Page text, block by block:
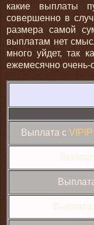
какие выплаты
совершенно в
размера самой
выплатам нет
много уйдет, так
ежемесячно очень-
Выплата с VIPIP
Выплата